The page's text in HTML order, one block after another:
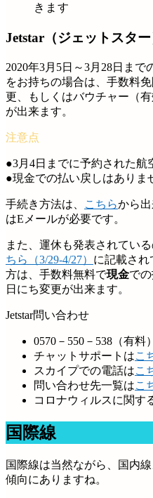
きます
Jetstar（ジェットスター
2020年3月5日～3月28日まで
をお持ちの場合は、手数料
更、もしくはバウチャー（
が出来ます。
●3月4日までに予約された航
●現金での払い戻しはありま
手続き方法は、 こちらから
はEメールが必要です。
また、運休も発表されている
ちら（3/29-4/27） に記載さ
方は、手数料無料で現金で
日にち変更が出来ます。
Jetstar問い合わせ
0570－550－538（有料）
チャットサポートはこ
スカイプでの電話はこ
問い合わせ先一覧はこ
コロナウィルスに関す
国際線
国際線は当然ながら、国内
傾向にありますね。